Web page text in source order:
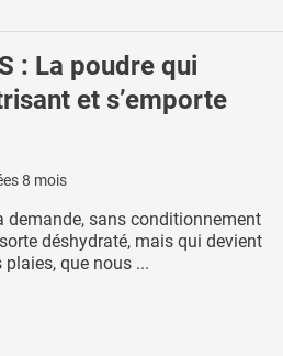
: La poudre qui
et s’emporte
8 mois
demande, sans conditionnement
déshydraté, mais qui devient
que nous ...